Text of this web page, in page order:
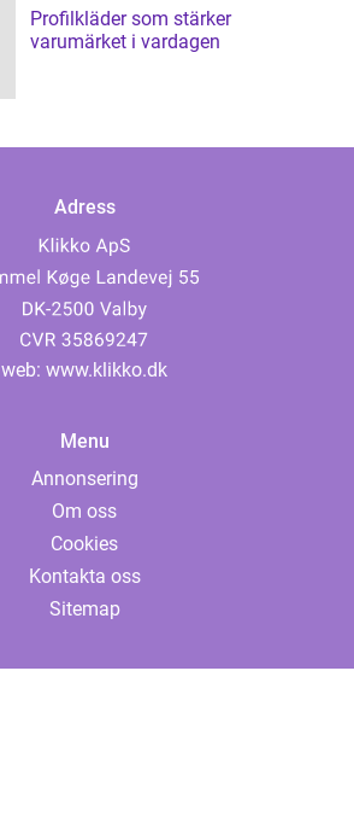
Profilkläder som stärker
varumärket i vardagen
Adress
web: www.klikko.dk
Menu
Annonsering
Om oss
Cookies
Kontakta oss
Sitemap